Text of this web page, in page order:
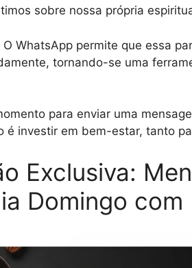
sobre nossa própria
WhatsApp permite que essa
tornando-se uma
para enviar uma
é investir em bem-estar, tanto
Exclusiva:
Domingo com